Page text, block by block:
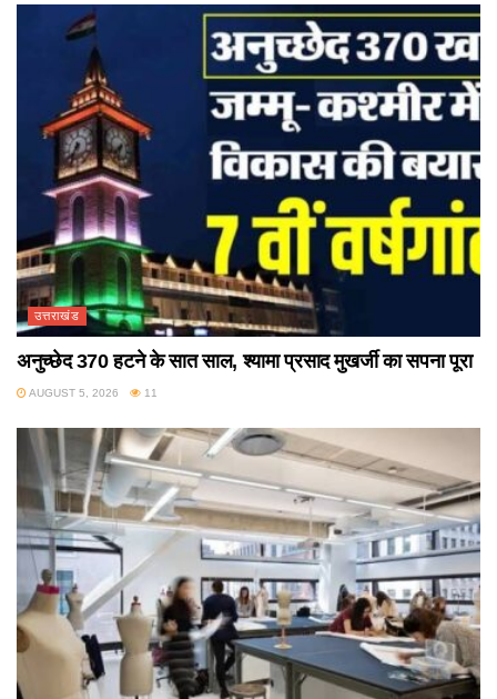
उत्तराखंड
अनुच्छेद 370 हटने के सात साल, श्यामा प्रसाद मुखर्जी का सपना पूरा
AUGUST 5, 2026 11